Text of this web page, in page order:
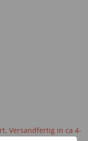
Versandfertig in ca 4-